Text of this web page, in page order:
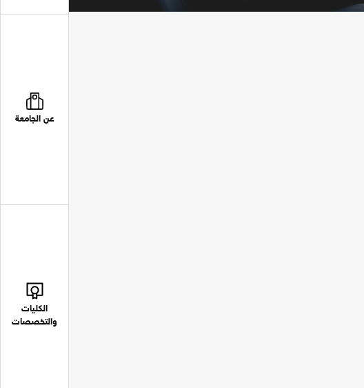
عن الجامعة
الكليات
والتخصصات